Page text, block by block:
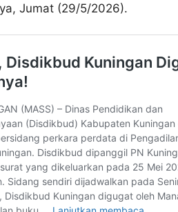
Jumat (29/5/2026).